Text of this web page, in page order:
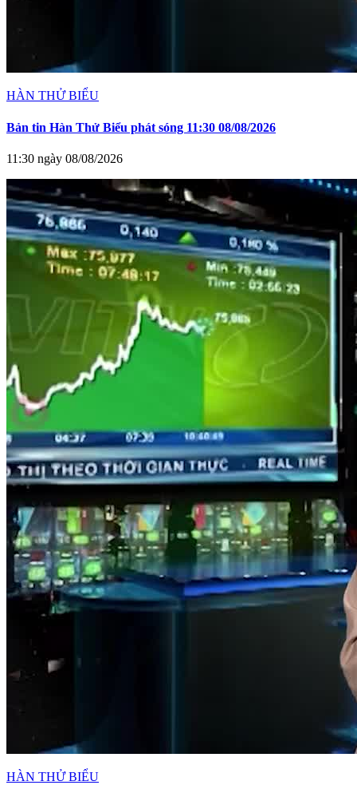
HÀN THỬ BIỂU
Bản tin Hàn Thử Biểu phát sóng 11:30 08/08/2026
11:30 ngày 08/08/2026
HÀN THỬ BIỂU